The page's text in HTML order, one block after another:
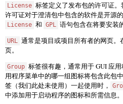
License 标签定义了发布包的许可证
许可证对于澄清包中包含的软件是开源
License 和 GPL 语句包含在将要安装
URL 通常是项目或项目所有者的网页
页。
Group 标签很有趣，通常用于 GUI 应用
用程序菜单中的哪一组图标将包含此包
签（我们此处未使用）一起使用时，
中添加用于启动程序的图标和所需信息。